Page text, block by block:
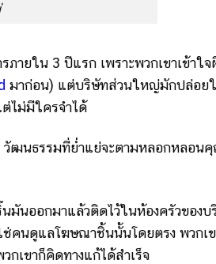
ายใน 3 ปีแรก เพราะพวกเขาเข้าใ
มาก่อน) แต่บริษัทส่วนใหญ่มักปล่อย
ไม่มีใครจำได้
ฒนธรรมที่ย่ำแย่จะตามหลอกหลอน
มันออกมาแล้วติดไว้ในห้องครัวของบ
คนดูแลโฆษณาชิ้นนั้นโดยตรง พวกเ
เขาก็คิดทางแก้ได้สำเร็จ